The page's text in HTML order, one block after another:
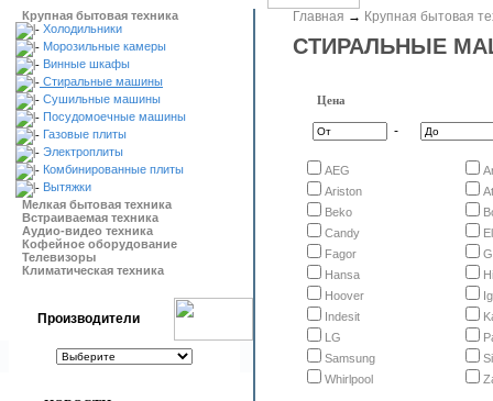
Крупная бытовая техника
Холодильники
Морозильные камеры
Винные шкафы
Стиральные машины
Сушильные машины
Посудомоечные машины
Газовые плиты
Электроплиты
Комбинированные плиты
Вытяжки
Мелкая бытовая техника
Встраиваемая техника
Аудио-видео техника
Кофейное оборудование
Телевизоры
Климатическая техника
Производители
Главная → Крупная бытовая
СТИРАЛЬНЫЕ
Цена
-
AEG
Ariston
Beko
Candy
Fagor
Hansa
Hoover
Indesit
LG
Samsung
Whirlpool